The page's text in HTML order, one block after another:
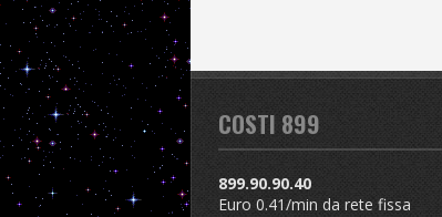
COSTI 899
899.90.90.40
Euro 0.41/min da rete fissa